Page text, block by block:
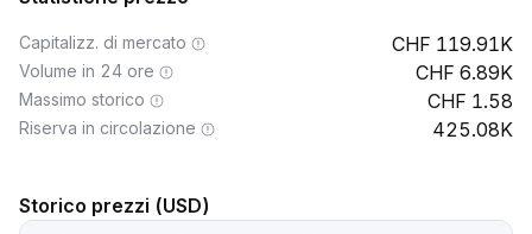
Capitalizz. di mercato 119.91K
Volume in 24 ore 6.89K
Massimo storico 1.58
Riserva in circolazione 425.08K
Storico prezzi (USD)